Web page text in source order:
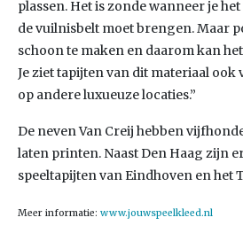
plassen. Het is zonde wanneer je
de vuilnisbelt moet brengen. Maar
schoon te maken en daarom kan
Je ziet tapijten van dit materiaal ook
op andere luxueuze locaties.”
De neven Van Creij hebben
laten printen. Naast Den Haag zijn
speeltapijten van Eindhoven en het
Meer informatie: www.jouwspeelkleed.nl